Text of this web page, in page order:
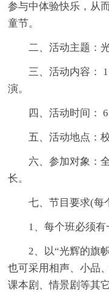
参与中体验快乐，从
童节。
二、活动主题：
三、活动内容：
演。
四、活动时间：
五、活动地点：
六、参加对象：
长。
七、节目要求(每
1、每个班必须有
2、以“光辉的旗
也可采用相声、小品
课本剧、情景剧等其